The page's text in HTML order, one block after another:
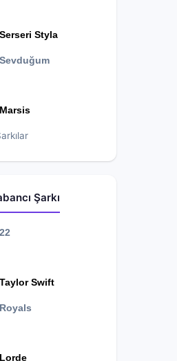
Serseri Styla
Sevduğum
Marsis
Şarkı
22
Taylor Swift
Royals
Lorde